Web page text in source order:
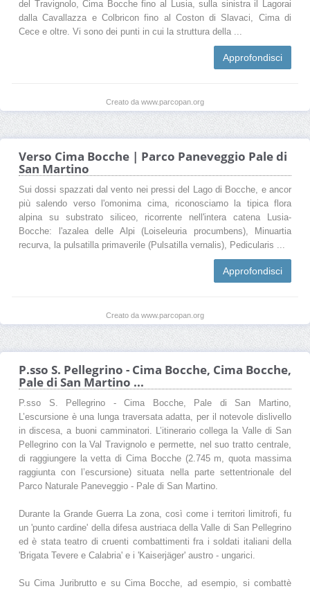
del Travignolo, Cima Bocche fino al Lusia, sulla sinistra il Lagorai
dalla Cavallazza e Colbricon fino al Coston di Slavaci, Cima di
Cece e oltre. Vi sono dei punti in cui la struttura della ...
Approfondisci
Creato da www.parcopan.org
Verso Cima Bocche | Parco Paneveggio Pale di
San Martino
Sui dossi spazzati dal vento nei pressi del Lago di Bocche, e ancor
più salendo verso l'omonima cima, riconosciamo la tipica flora
alpina su substrato siliceo, ricorrente nell'intera catena Lusia-
Bocche: l'azalea delle Alpi (Loiseleuria procumbens), Minuartia
recurva, la pulsatilla primaverile (Pulsatilla vernalis), Pedicularis ...
Approfondisci
Creato da www.parcopan.org
P.sso S. Pellegrino - Cima Bocche, Cima Bocche,
Pale di San Martino ...
P.sso S. Pellegrino - Cima Bocche, Pale di San Martino,
L’escursione è una lunga traversata adatta, per il notevole dislivello
in discesa, a buoni camminatori. L’itinerario collega la Valle di San
Pellegrino con la Val Travignolo e permette, nel suo tratto centrale,
di raggiungere la vetta di Cima Bocche (2.745 m, quota massima
raggiunta con l’escursione) situata nella parte settentrionale del
Parco Naturale Paneveggio - Pale di San Martino.
Durante la Grande Guerra La zona, così come i territori limitrofi, fu
un 'punto cardine' della difesa austriaca della Valle di San Pellegrino
ed è stata teatro di cruenti combattimenti fra i soldati italiani della
'Brigata Tevere e Calabria' e i 'Kaiserjäger' austro - ungarici.
Su Cima Juribrutto e su Cima Bocche, ad esempio, si combattè